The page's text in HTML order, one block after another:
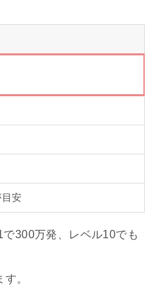
安
300万発、レベル10でも
。